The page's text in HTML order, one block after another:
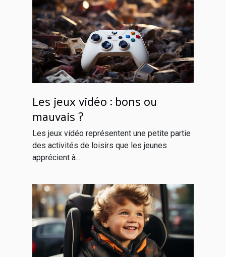
Les jeux vidéo : bons ou
mauvais ?
Les jeux vidéo représentent une petite partie
des activités de loisirs que les jeunes
apprécient à...